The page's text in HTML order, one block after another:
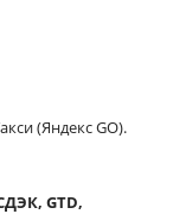
(Яндекс GO).
GTD,